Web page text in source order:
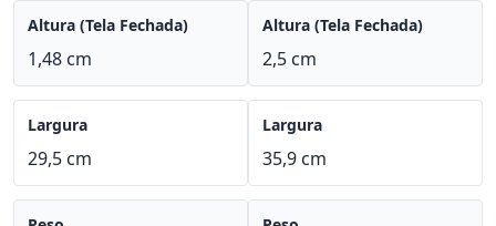
Altura (Tela Fechada)
1,48 cm
Largura
29,5 cm
Altura (Tela Fechada)
2,5 cm
Largura
35,9 cm